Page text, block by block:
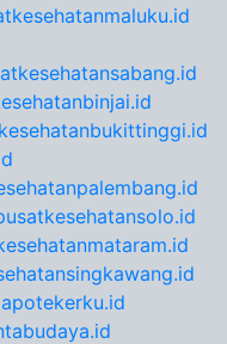
apotekerku.id